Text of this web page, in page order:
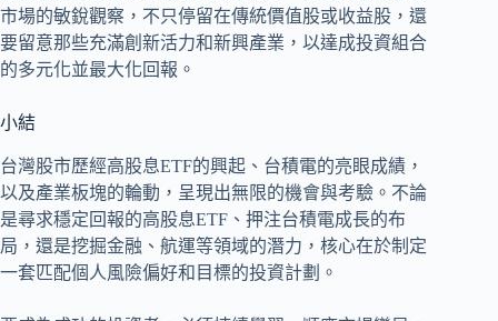
市場的敏銳觀察，不只停留在傳統價值股或收益股，還
要留意那些充滿創新活力和新興產業，以達成投資組合
的多元化並最大化回報。
小結
台灣股市歷經高股息ETF的興起、台積電的亮眼成績，
以及產業板塊的輪動，呈現出無限的機會與考驗。不論
是尋求穩定回報的高股息ETF、押注台積電成長的布
局，還是挖掘金融、航運等領域的潛力，核心在於制定
一套匹配個人風險偏好和目標的投資計劃。